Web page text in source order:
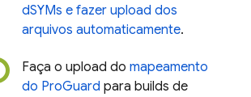
dSYMs e fazer upload dos
arquivos automaticamente.
Faça o upload do mapeamento
do ProGuard para builds de